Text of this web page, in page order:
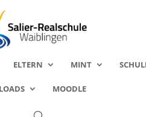
ELTERN MINT
MOODLE